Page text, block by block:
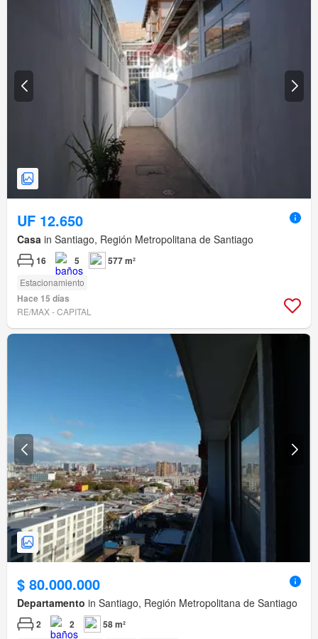
UF 12.650
Casa in Santiago, Región Metropolitana de Santiago
16 5 577 m²
Estacionamiento
Hace 15 días
RE/MAX - CAPITAL
$ 80.000.000
Departamento in Santiago, Región Metropolitana de Santiago
2 2 58 m²